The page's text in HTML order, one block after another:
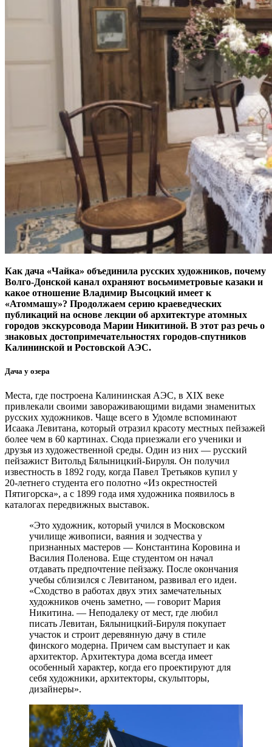
Как дача «Чайка» объединила русских художников, почему
Волго-­Донской канал охраняют восьмиметровые казаки и
какое отношение Владимир Высоцкий имеет к
«Атоммашу»? Продолжаем серию краеведческих
публикаций на основе лекции об архитектуре атомных
городов экскурсовода Марии Никитиной. В этот раз речь о
знаковых достопримечательностях городов­-спутников
Калининской и Ростовской АЭС.
Дача у озера
Места, где построена Калининская АЭС, в XIX веке
привлекали своими завораживающими видами знаменитых
русских художников. Чаще всего в Удомле вспоминают
Исаака Левитана, который отразил красоту местных пейзажей
более чем в 60 картинах. Сюда приезжали его ученики и
друзья из художественной среды. Один из них — ​русский
пейзажист Витольд Бялыницкий-­Бируля. Он получил
известность в 1892 году, когда Павел Третьяков купил у
20‑летнего студента его полотно «Из окрестностей
Пятигорска», а с 1899 года имя художника появилось в
каталогах передвижных выставок.
«Это художник, который учился в Московском
училище живописи, ваяния и зодчества у
признанных мастеров — ​Константина Коровина и
Василия Поленова. Еще студентом он начал
отдавать предпочтение пейзажу. После окончания
учебы сблизился с Левитаном, развивал его идеи.
«Сходство в работах двух этих замечательных
художников очень заметно, — говорит Мария
Никитина. — ​Неподалеку от мест, где любил
писать Левитан, Бялыницкий­-Бируля покупает
участок и строит деревянную дачу в стиле
финского модерна. Причем сам выступает и как
архитектор. Архитектура дома всегда имеет
особенный характер, когда его проектируют для
себя художники, архитекторы, скульпторы,
дизайнеры».